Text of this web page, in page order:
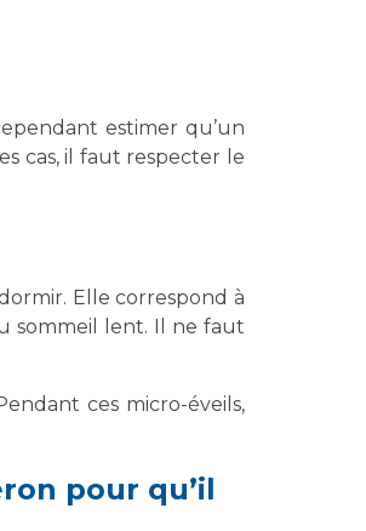
estimer qu’un
cas, il faut respecter le
Elle correspond à
sommeil lent. Il ne faut
ces micro-éveils,
pour qu’il